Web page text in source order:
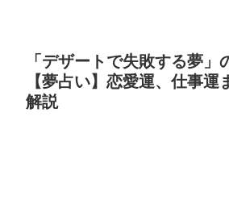
「デザートで失敗する夢」
【夢占い】恋愛運、仕事運
解説